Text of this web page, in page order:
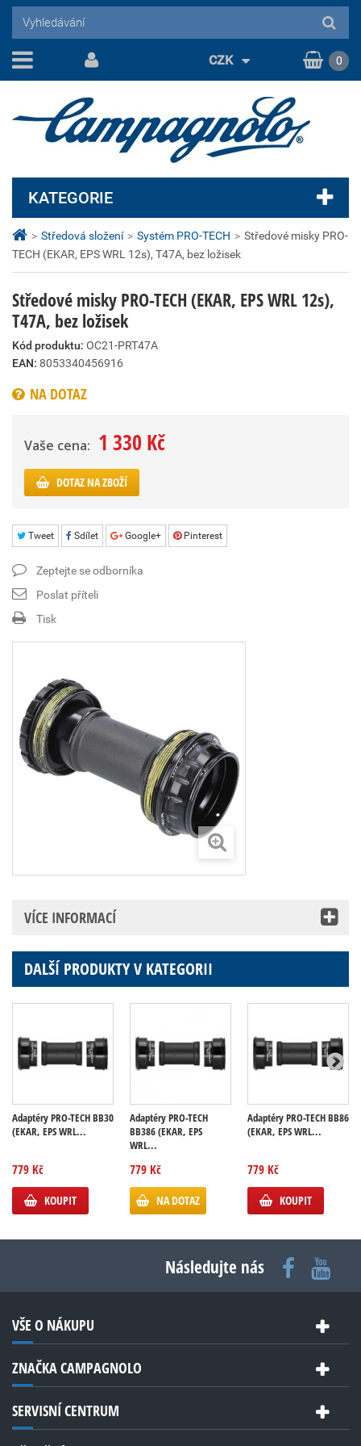
> Středová složení > Systém PRO-TECH > Středové misky PRO-
TECH (EKAR, EPS WRL 12s), T47A, bez ložisek
Středové misky PRO-TECH (EKAR, EPS WRL 12s),
T47A, bez ložisek
Kód produktu: OC21-PRT47A
EAN: 8053340456916
NA DOTAZ
Vaše cena: 1 330 Kč
DOTAZ NA ZBOŽÍ
Tweet Sdílet Google+ Pinterest
Zeptejte se odborníka
Poslat příteli
Tisk
VÍCE INFORMACÍ
DALŠÍ PRODUKTY V KATEGORII
Adaptéry PRO-TECH BB30
(EKAR, EPS WRL...
779 Kč
KOUPIT
Adaptéry PRO-TECH
BB386 (EKAR, EPS
WRL...
779 Kč
NA DOTAZ
Adaptéry PRO-TECH BB86
(EKAR, EPS WRL...
779 Kč
KOUPIT
KATEGORIE
CZK 0
Následujte nás
VŠE O NÁKUPU
ZNAČKA CAMPAGNOLO
SERVISNÍ CENTRUM